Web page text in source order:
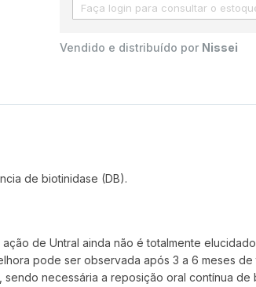
Vendido e distribuído por Nissei
de biotinidase (DB).
de Untral ainda não é totalmente
pode ser observada após 3 a 6 meses
necessária a reposição oral contínua de